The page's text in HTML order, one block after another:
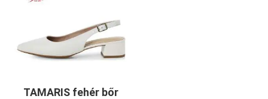
TAMARIS fehér bőr